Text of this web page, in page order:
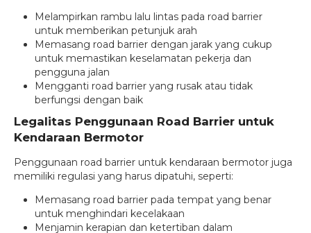
Melampirkan rambu lalu lintas pada road barrier
untuk memberikan petunjuk arah
Memasang road barrier dengan jarak yang cukup
untuk memastikan keselamatan pekerja dan
pengguna jalan
Mengganti road barrier yang rusak atau tidak
berfungsi dengan baik
Legalitas Penggunaan Road Barrier untuk
Kendaraan Bermotor
Penggunaan road barrier untuk kendaraan bermotor juga
memiliki regulasi yang harus dipatuhi, seperti:
Memasang road barrier pada tempat yang benar
untuk menghindari kecelakaan
Menjamin kerapian dan ketertiban dalam